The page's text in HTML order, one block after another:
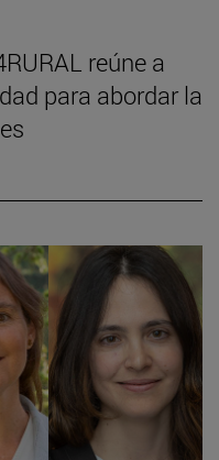
reúne a
para abordar la